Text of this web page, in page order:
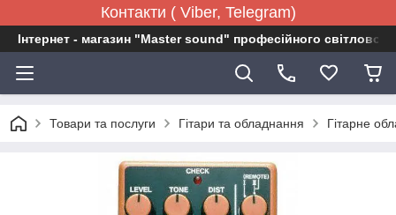
Контакти ( Viber, Telegram)
Інтернет - магазин "Master sound" професійного
Товари та послуги Гітари та обладнання Гітарне